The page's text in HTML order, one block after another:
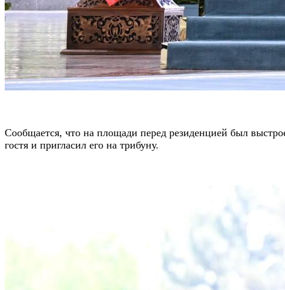
Сообщается, что на площади перед резиденцией был
гостя и пригласил его на трибуну.